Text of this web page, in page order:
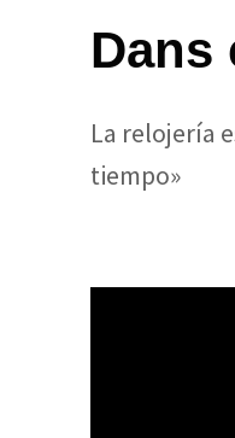
Dans
La relojería
tiempo»